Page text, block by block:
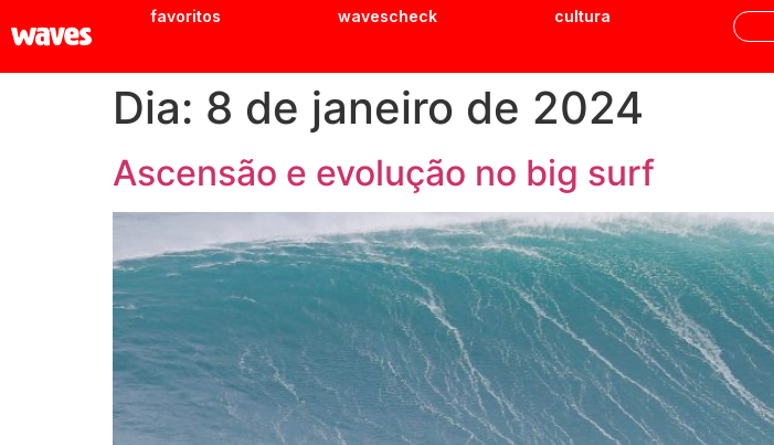
favoritos wavescheck cultura
Dia: 8 de janeiro de 2024
Ascensão e evolução no big surf